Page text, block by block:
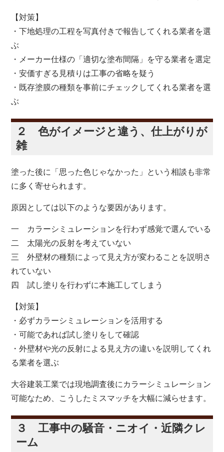
【対策】
・下地処理の工程を写真付きで報告してくれる業者を選
ぶ
・メーカー仕様の「適切な塗布間隔」を守る業者を選定
・安価すぎる見積りは工事の省略を疑う
・既存塗膜の種類を事前にチェックしてくれる業者を選
ぶ
２ 色がイメージと違う、仕上がりが
雑
塗った後に「思った色じゃなかった」という相談も非常
に多く寄せられます。
原因としては以下のような要因があります。
一 カラーシミュレーションを行わず感覚で選んでいる
二 太陽光の反射を考えていない
三 外壁材の種類によって見え方が変わることを説明さ
れていない
四 試し塗りを行わずに本施工してしまう
【対策】
・必ずカラーシミュレーションを活用する
・可能であれば試し塗りをして確認
・外壁材や光の反射による見え方の違いを説明してくれ
る業者を選ぶ
大谷建装工業では現地調査後にカラーシミュレーション
可能なため、こうしたミスマッチを大幅に減らせます。
３ 工事中の騒音・ニオイ・近隣クレ
ーム